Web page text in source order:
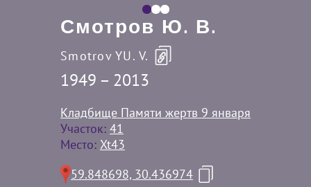
Смотров Ю. В.
Smotrov YU. V.
1949 – 2013
Кладбище Памяти жертв 9 января
Участок: 41
Место: Xt43
59.848698, 30.436974